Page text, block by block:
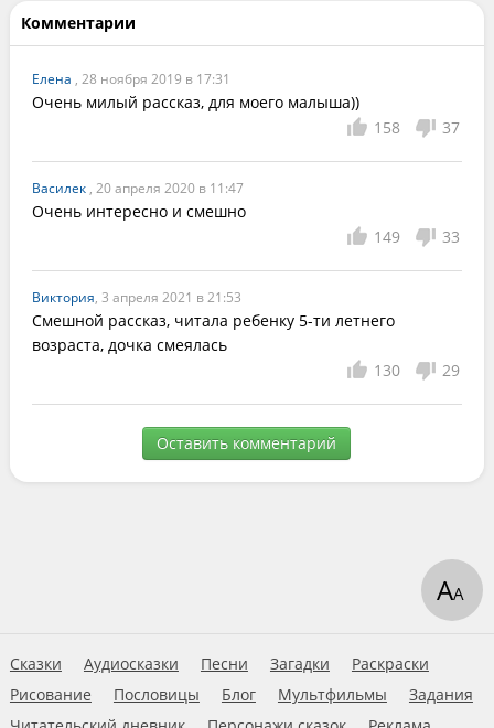
Комментарии
Елена , 28 ноября 2019 в 17:31
Очень милый рассказ, для моего малыша))
158
37
Василек, 20 апреля 2020 в 11:47
Очень интересно и смешно
149
33
Виктория, 3 апреля 2021 в 21:53
Смешной рассказ, читала ребенку 5-ти летнего
возраста, дочка смеялась
130
29
Оставить комментарий
Сказки Аудиосказки Песни Загадки
Раскраски
Рисование
Пословицы Блог Мультфильмы
Задания
АА